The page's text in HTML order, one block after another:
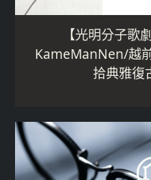
【光明分子歌
KameManNen/越
拾典雅復